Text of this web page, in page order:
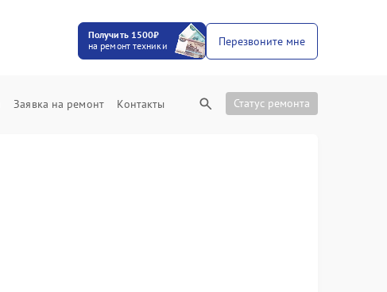
Получить 1500₽
на ремонт техники
Перезвоните мне
Заявка на ремонт Контакты Статус ремонта